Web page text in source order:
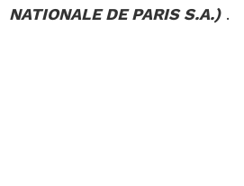
NATIONALE DE PARIS S.A.).